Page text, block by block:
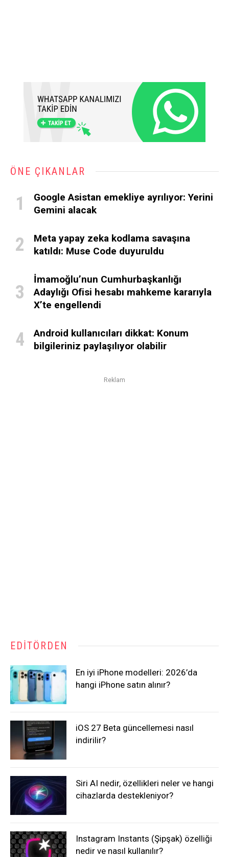
ÖNE ÇIKANLAR
Google Asistan emekliye ayrılıyor: Yerini
Gemini alacak
Meta yapay zeka kodlama savaşına
katıldı: Muse Code duyuruldu
İmamoğlu’nun Cumhurbaşkanlığı
Adaylığı Ofisi hesabı mahkeme kararıyla
X’te engellendi
Android kullanıcıları dikkat: Konum
bilgileriniz paylaşılıyor olabilir
Reklam
EDITÖRDEN
En iyi iPhone modelleri: 2026’da
hangi iPhone satın alınır?
iOS 27 Beta güncellemesi nasıl
indirilir?
Siri AI nedir, özellikleri neler ve hangi
cihazlarda destekleniyor?
Instagram Instants (Şipşak) özelliği
nedir ve nasıl kullanılır?